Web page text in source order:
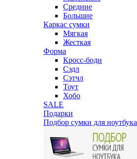
Средние
Большие
Каркас сумки
Мягкая
Жесткая
Форма
Кросс-боди
Сэдл
Сэтчл
Тоут
Хобо
SALE
Подарки
Подбор сумки для ноутбука